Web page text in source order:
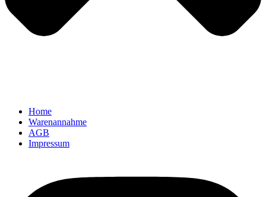
Home
Warenannahme
AGB
Impressum